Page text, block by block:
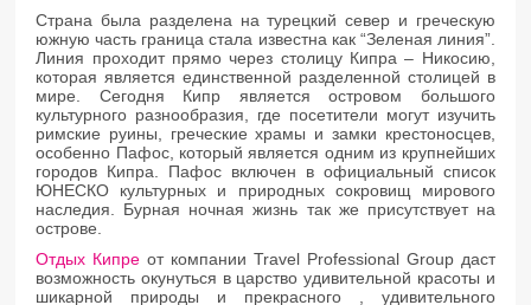
Страна была разделена на турецкий север и греческую
южную часть граница стала известна как “Зеленая линия”.
Линия проходит прямо через столицу Кипра – Никосию,
которая является единственной разделенной столицей в
мире. Сегодня Кипр является островом большого
культурного разнообразия, где посетители могут изучить
римские руины, греческие храмы и замки крестоносцев,
особенно Пафос, который является одним из крупнейших
городов Кипра. Пафос включен в официальный список
ЮНЕСКО культурных и природных сокровищ мирового
наследия. Бурная ночная жизнь так же присутствует на
острове.
Отдых Кипре от компании Travel Professional Group даст
возможность окунуться в царство удивительной красоты и
шикарной природы и прекрасного , удивительного